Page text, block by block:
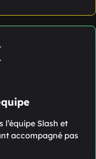
l’équipe Slash et
accompagné pas